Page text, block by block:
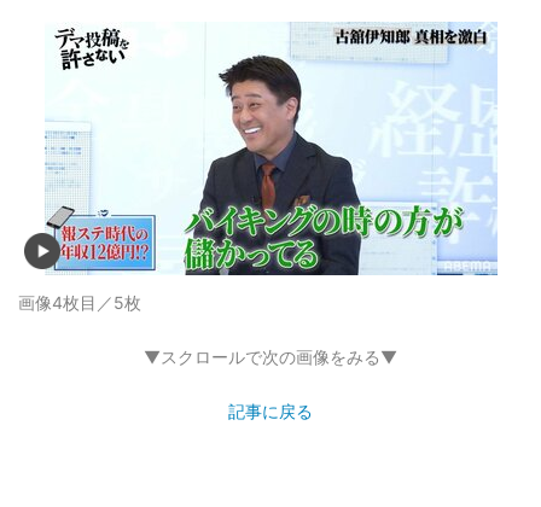
画像4枚目／5枚
▼スクロールで次の画像をみる▼
記事に戻る